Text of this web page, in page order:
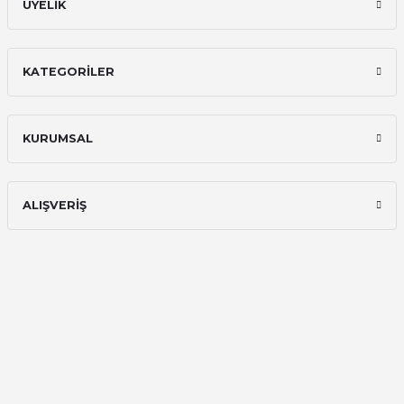
ÜYELİK
KATEGORİLER
KURUMSAL
ALIŞVERİŞ